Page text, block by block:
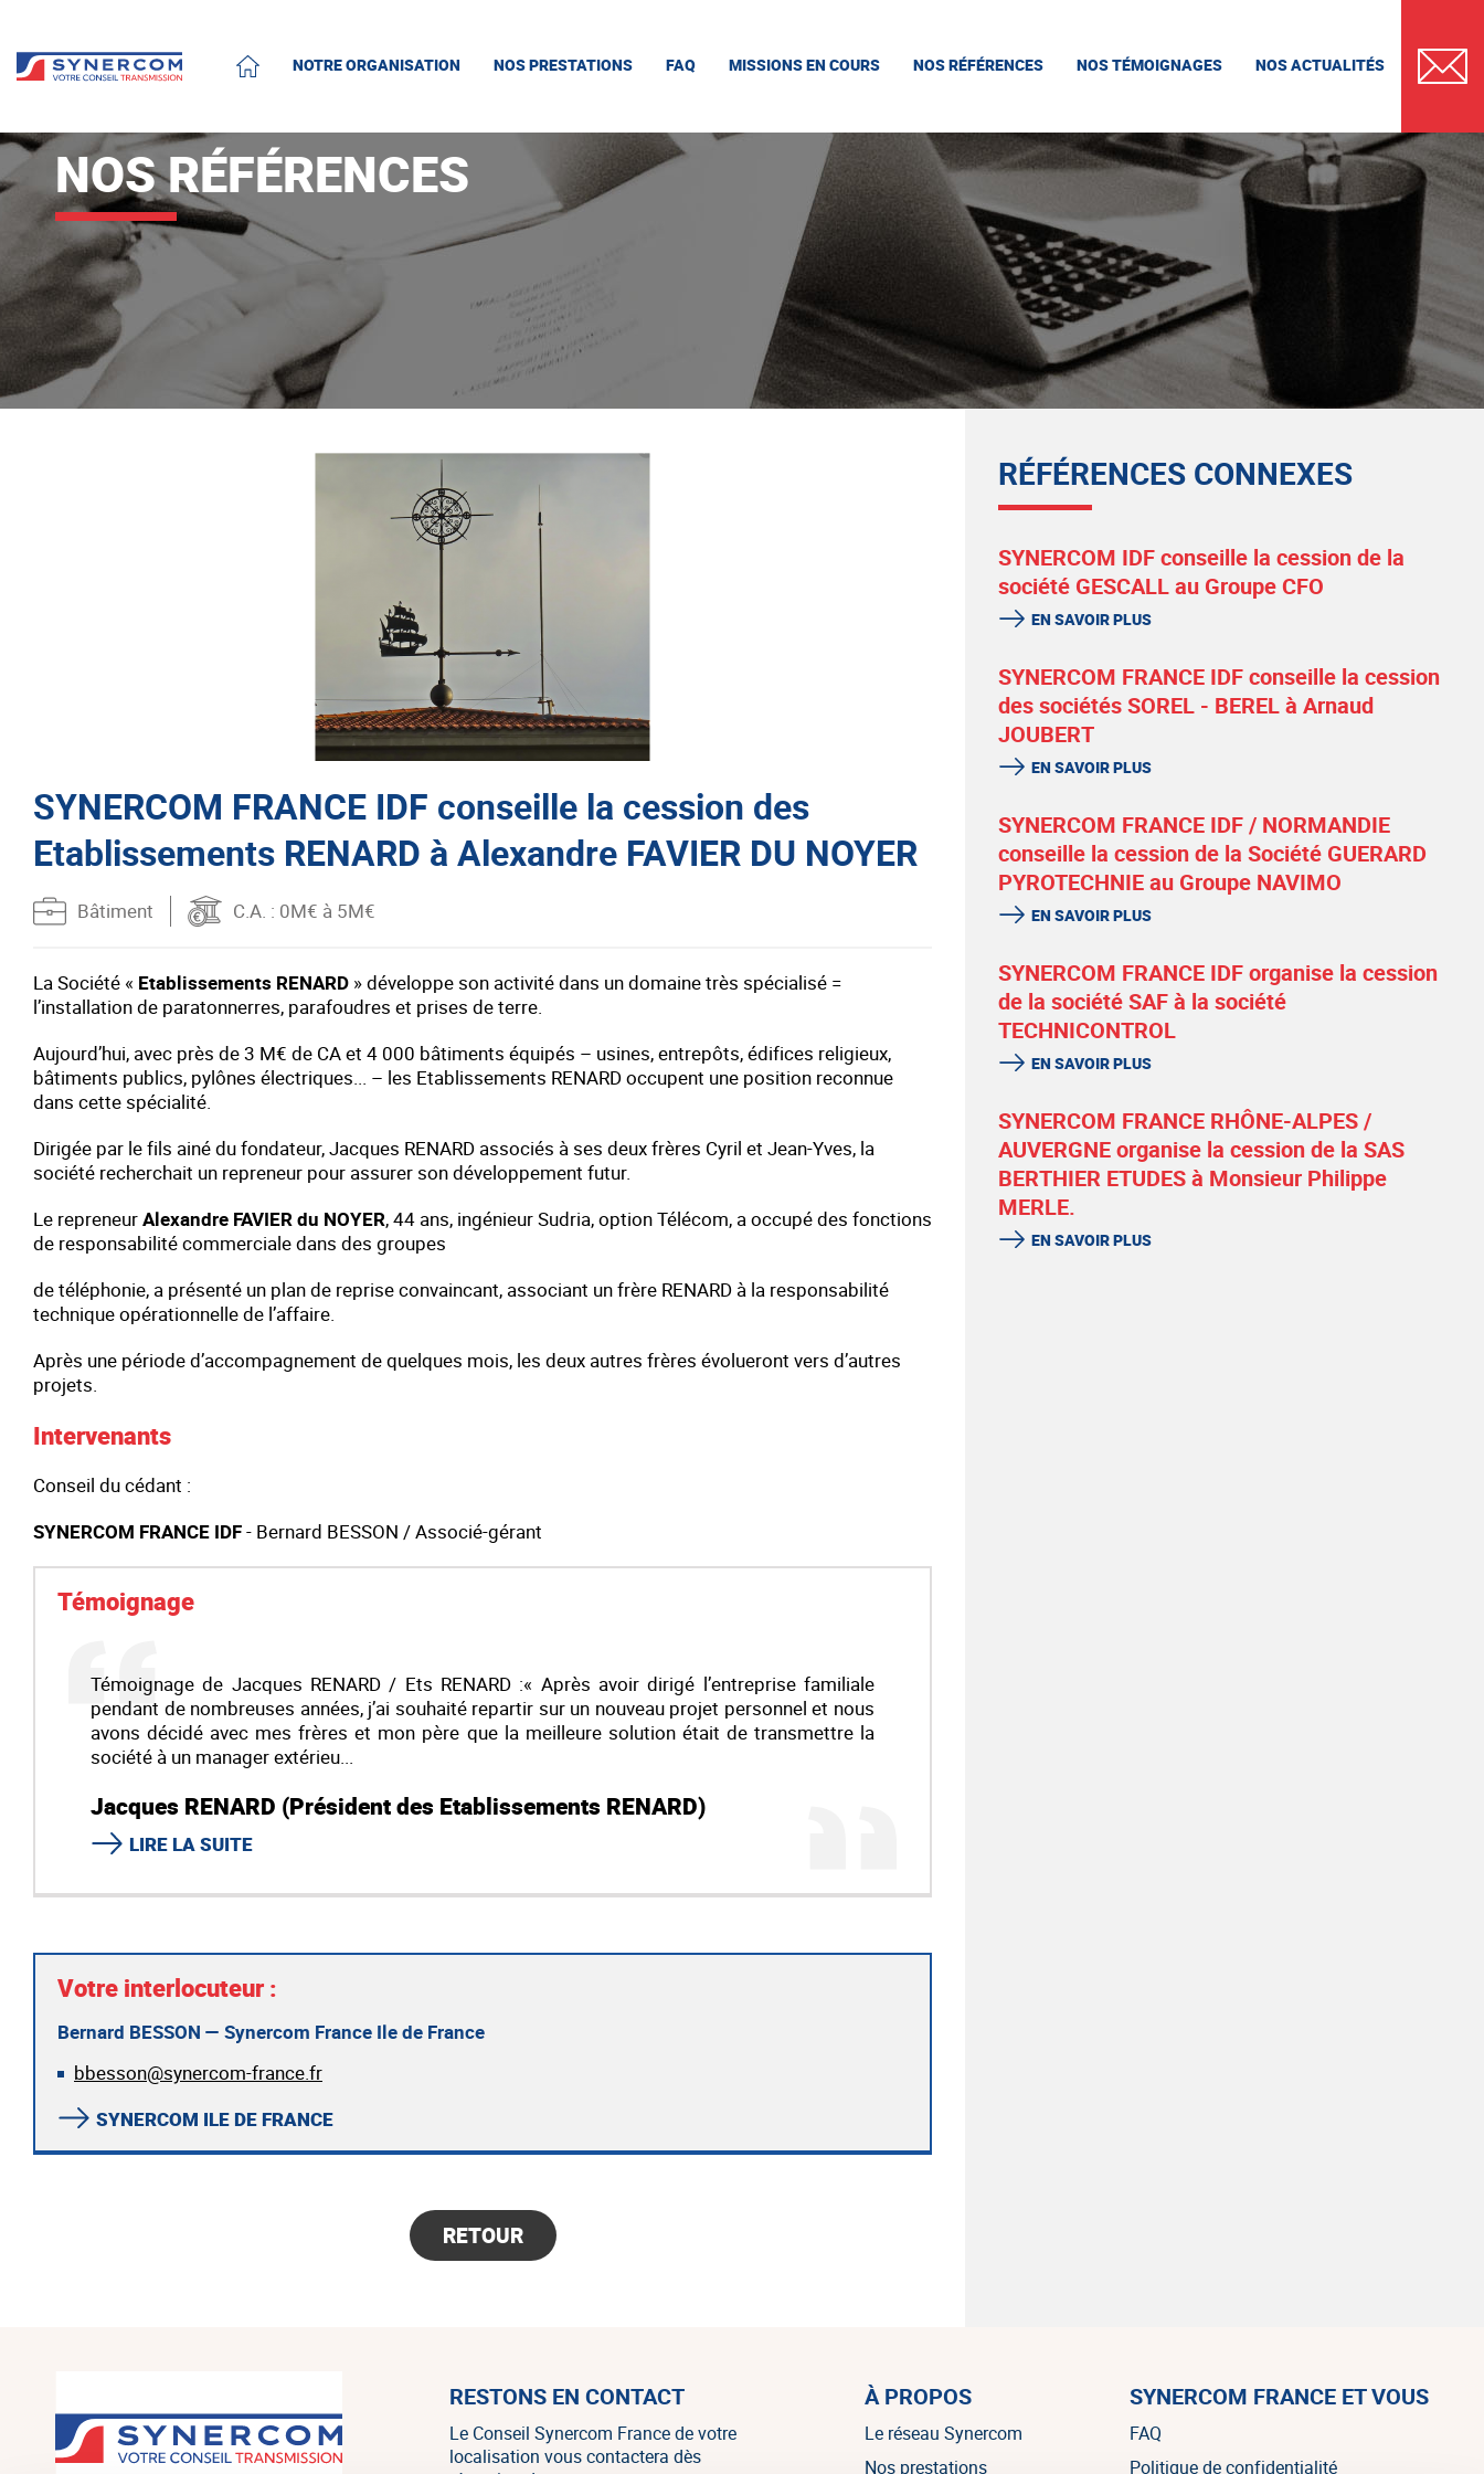
ACCUEIL
NOTRE ORGANISATION NOS PRESTATIONS FAQ MISSIONS EN COURS NOS RÉFÉRENCES NOS TÉMOIGNAGES NOS ACTUALITÉS
NOS RÉFÉRENCES
SYNERCOM FRANCE IDF conseille la cession des
Etablissements RENARD à Alexandre FAVIER DU NOYER
Bâtiment C.A. : 0M€ à 5M€
La Société « Etablissements RENARD » développe son activité dans un domaine très spécialisé =
l’installation de paratonnerres, parafoudres et prises de terre.
Aujourd’hui, avec près de 3 M€ de CA et 4 000 bâtiments équipés – usines, entrepôts, édifices religieux,
bâtiments publics, pylônes électriques... – les Etablissements RENARD occupent une position reconnue
dans cette spécialité.
Dirigée par le fils ainé du fondateur, Jacques RENARD associés à ses deux frères Cyril et Jean-Yves, la
société recherchait un repreneur pour assurer son développement futur.
Le repreneurAlexandre FAVIER du NOYER, 44 ans, ingénieur Sudria, option Télécom, a occupé des fonctions
de responsabilité commerciale dans des groupes
de téléphonie, a présenté un plan de reprise convaincant, associant un frère RENARD à la responsabilité
technique opérationnelle de l’affaire.
Après une période d’accompagnement de quelques mois, les deux autres frères évolueront vers d’autres
projets.
Intervenants
Conseil du cédant :
SYNERCOM FRANCE IDF- Bernard BESSON / Associé-gérant
Témoignage
Témoignage de Jacques RENARD / Ets RENARD :« Après avoir dirigé l’entreprise familiale
pendant de nombreuses années, j’ai souhaité repartir sur un nouveau projet personnel et nous
avons décidé avec mes frères et mon père que la meilleure solution était de transmettre la
société à un manager extérieu...
Jacques RENARD (Président des Etablissements RENARD)
LIRE LA SUITE
Votre interlocuteur :
Bernard BESSON — Synercom France Ile de France
bbesson@synercom-france.fr
SYNERCOM ILE DE FRANCE
RETOUR
RÉFÉRENCES CONNEXES
SYNERCOM IDF conseille la cession de la
société GESCALL au Groupe CFO
EN SAVOIR PLUS
SYNERCOM FRANCE IDF conseille la cession
des sociétés SOREL - BEREL à Arnaud
JOUBERT
EN SAVOIR PLUS
SYNERCOM FRANCE IDF / NORMANDIE
conseille la cession de la Société GUERARD
PYROTECHNIE au Groupe NAVIMO
EN SAVOIR PLUS
SYNERCOM FRANCE IDF organise la cession
de la société SAF à la société
TECHNICONTROL
EN SAVOIR PLUS
SYNERCOM FRANCE RHÔNE-ALPES /
AUVERGNE organise la cession de la SAS
BERTHIER ETUDES à Monsieur Philippe
MERLE.
EN SAVOIR PLUS
RESTONS EN CONTACT
Le Conseil Synercom France de votre
localisation vous contactera dès
À PROPOS
Le réseau Synercom
Nos prestations
SYNERCOM FRANCE ET VOUS
FAQ
Politique de confidentialité